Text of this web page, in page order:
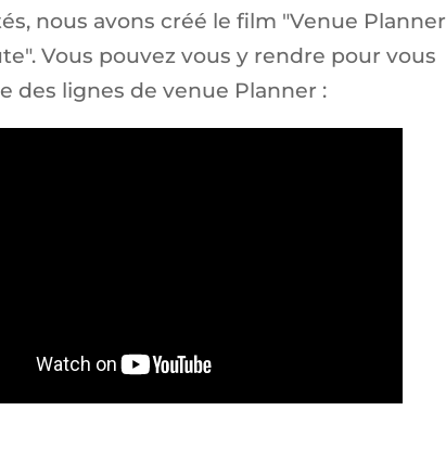
nous avons créé le film "Venue Planner
Vous pouvez vous y rendre pour vous
des lignes de venue Planner :